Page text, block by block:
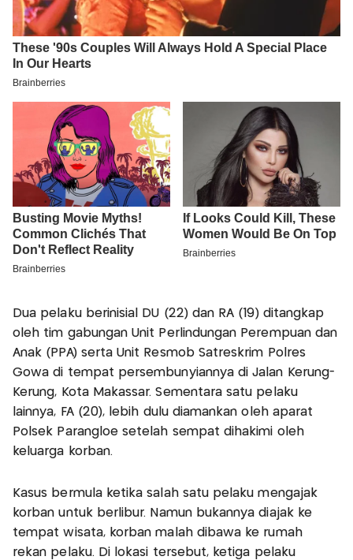
Dua pelaku berinisial DU (22) dan RA (19) ditangkap
oleh tim gabungan Unit Perlindungan Perempuan dan
Anak (PPA) serta Unit Resmob Satreskrim Polres
Gowa di tempat persembunyiannya di Jalan Kerung-
Kerung, Kota Makassar. Sementara satu pelaku
lainnya, FA (20), lebih dulu diamankan oleh aparat
Polsek Parangloe setelah sempat dihakimi oleh
keluarga korban.
Kasus bermula ketika salah satu pelaku mengajak
korban untuk berlibur. Namun bukannya diajak ke
tempat wisata, korban malah dibawa ke rumah
rekan pelaku. Di lokasi tersebut, ketiga pelaku